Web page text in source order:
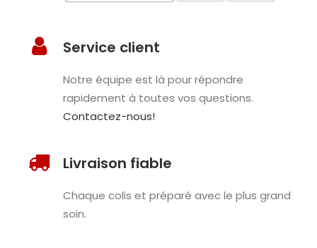
Service client
Notre équipe est là pour répondre
rapidement à toutes vos questions.
Contactez-nous!
Livraison fiable
Chaque colis et préparé avec le plus grand
soin.